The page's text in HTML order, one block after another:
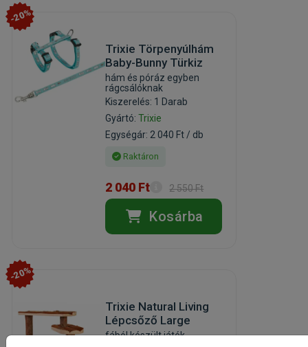
-20%
Trixie Törpenyúlhám
Baby-Bunny Türkiz
hám és póráz egyben
rágcsálóknak
Kiszerelés: 1 Darab
Gyártó:Trixie
Egységár: 2 040 Ft / db
Raktáron
2 040 Ft 2 550 Ft
Kosárba
-20%
Trixie Natural Living
Lépcsőző Large
fából készült játék